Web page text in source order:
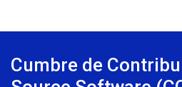
Cumbre de